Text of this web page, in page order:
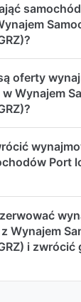
oferty
Wynajem
Port
Wynajem
i zwrócić